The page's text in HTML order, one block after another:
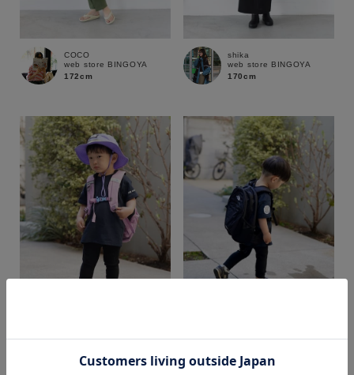
COCO
web store BINGOYA
172cm
shika
web store BINGOYA
170cm
web store BINGOYA
164cm